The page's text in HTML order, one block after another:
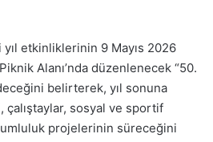
yıl etkinliklerinin 9 Mayıs 2026
Alanı’nda düzenlenecek “50.
belirterek, yıl sonuna
çalıştaylar, sosyal ve sportif
projelerinin süreceğini